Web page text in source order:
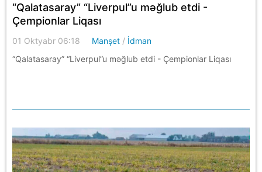
“Qalatasaray” “Liverpul”u məğlub etdi -
Çempionlar Liqası
01 Oktyabr 06:18 Manşet / İdman
“Qalatasaray” “Liverpul”u məğlub etdi - Çempionlar Liqası